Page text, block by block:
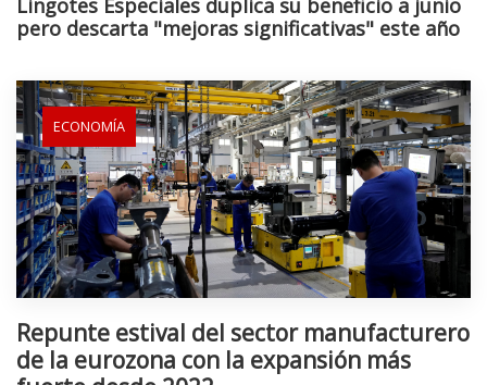
Lingotes Especiales duplica su beneficio a junio
pero descarta "mejoras significativas" este año
ECONOMÍA
Repunte estival del sector manufacturero
de la eurozona con la expansión más